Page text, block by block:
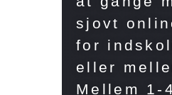
sjovt
for
eller
Mellem 1-4